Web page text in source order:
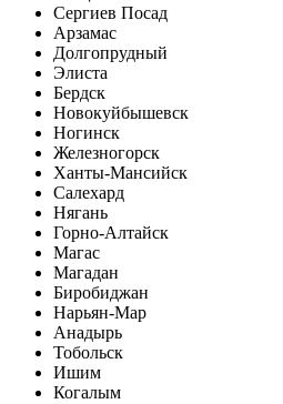
Сергиев Посад
Арзамас
Долгопрудный
Элиста
Бердск
Новокуйбышевск
Ногинск
Железногорск
Ханты-Мансийск
Салехард
Нягань
Горно-Алтайск
Магас
Магадан
Биробиджан
Нарьян-Мар
Анадырь
Тобольск
Ишим
Когалым